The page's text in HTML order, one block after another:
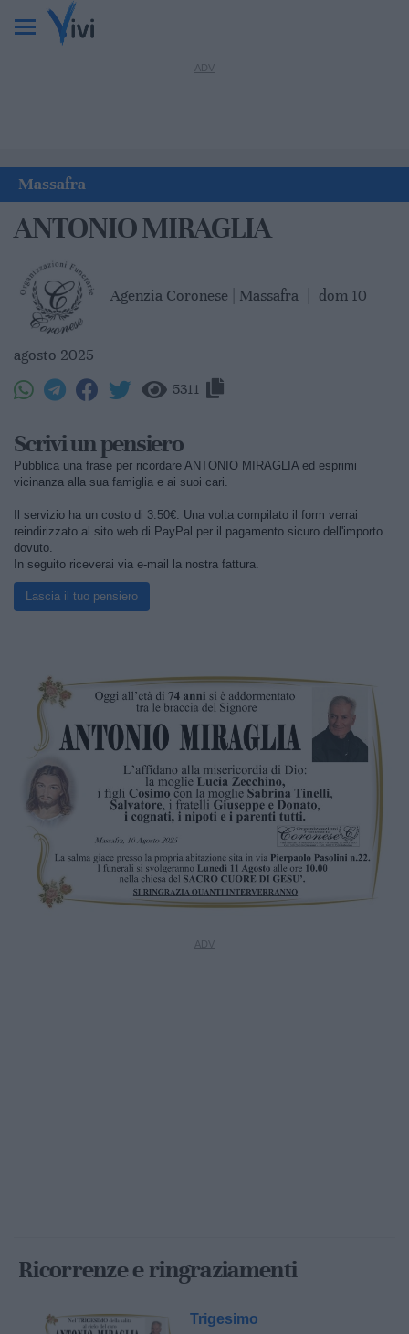
Massafra
ANTONIO MIRAGLIA
Agenzia Coronese | Massafra dom 10
agosto 2025
5311
Scrivi un pensiero
Pubblica una frase per ricordare ANTONIO MIRAGLIA ed esprimi
vicinanza alla sua famiglia e ai suoi cari.
Il servizio ha un costo di 3.50€. Una volta compilato il form verrai
reindirizzato al sito web di PayPal per il pagamento sicuro dell'importo
dovuto.
In seguito riceverai via e-mail la nostra fattura.
Lascia il tuo pensiero
Ricorrenze e ringraziamenti
Trigesimo